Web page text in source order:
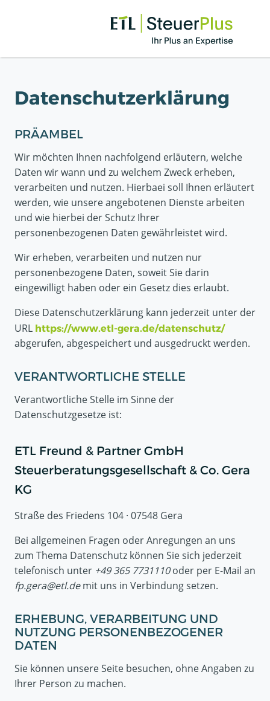
Datenschutzerklärung
Skip page content and jump to footer
PRÄAMBEL
Wir möchten Ihnen nachfolgend erläutern, welche
Daten wir wann und zu welchem Zweck erheben,
verarbeiten und nutzen. Hierbaei soll Ihnen erläutert
werden, wie unsere angebotenen Dienste arbeiten
und wie hierbei der Schutz Ihrer
personenbezogenen Daten gewährleistet wird.
Wir erheben, verarbeiten und nutzen nur
personenbezogene Daten, soweit Sie darin
eingewilligt haben oder ein Gesetz dies erlaubt.
Diese Datenschutzerklärung kann jederzeit unter der
URL https://www.etl-gera.de/datenschutz/
abgerufen, abgespeichert und ausgedruckt werden.
VERANTWORTLICHE STELLE
Verantwortliche Stelle im Sinne der
Datenschutzgesetze ist:
ETL Freund & Partner GmbH
Steuerberatungsgesellschaft & Co. Gera
KG
Straße des Friedens 104 · 07548 Gera
Bei allgemeinen Fragen oder Anregungen an uns
zum Thema Datenschutz können Sie sich jederzeit
telefonisch unter ‭‭ +49 365 7731110‬oder per E-Mail an
fp.gera@etl.demit uns in Verbindung setzen.
ERHEBUNG, VERARBEITUNG UND
NUTZUNG PERSONENBEZOGENER
DATEN
Sie können unsere Seite besuchen, ohne Angaben zu
Ihrer Person zu machen.